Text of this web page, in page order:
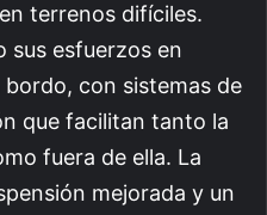
terrenos difíciles.
sus esfuerzos en
con sistemas de
que facilitan tanto la
fuera de ella. La
mejorada y un